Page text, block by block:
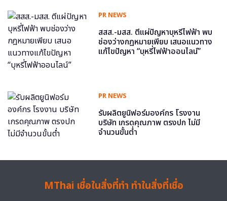
PR NEWS
สสส.-มสส. ตีแผ่ปัญหาบุหรี่ไฟฟ้า พบ
ช่องว่างกฎหมายเพียบ เสนอแนวทาง
แก้ไขปัญหา “บุหรี่ไฟฟ้าออนไลน์”
PR NEWS
รับผลิตยูนิฟอร์มองค์กร โรงงาน
บริษัท เกรดคุณภาพ ตรงปก ไม่มี
จำนวนขั้นต่ำ
MThai เชื่อในสิ่งที่ทำ ทำในสิ่งที่เชื่อ